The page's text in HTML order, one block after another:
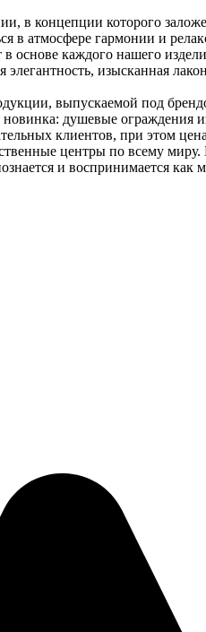
которого
в атмосфере гармонии и
каждого нашего
изысканная
выпускаемой под
душевые ограждения
клиентов, при этом
центры по всему миру.
и воспринимается